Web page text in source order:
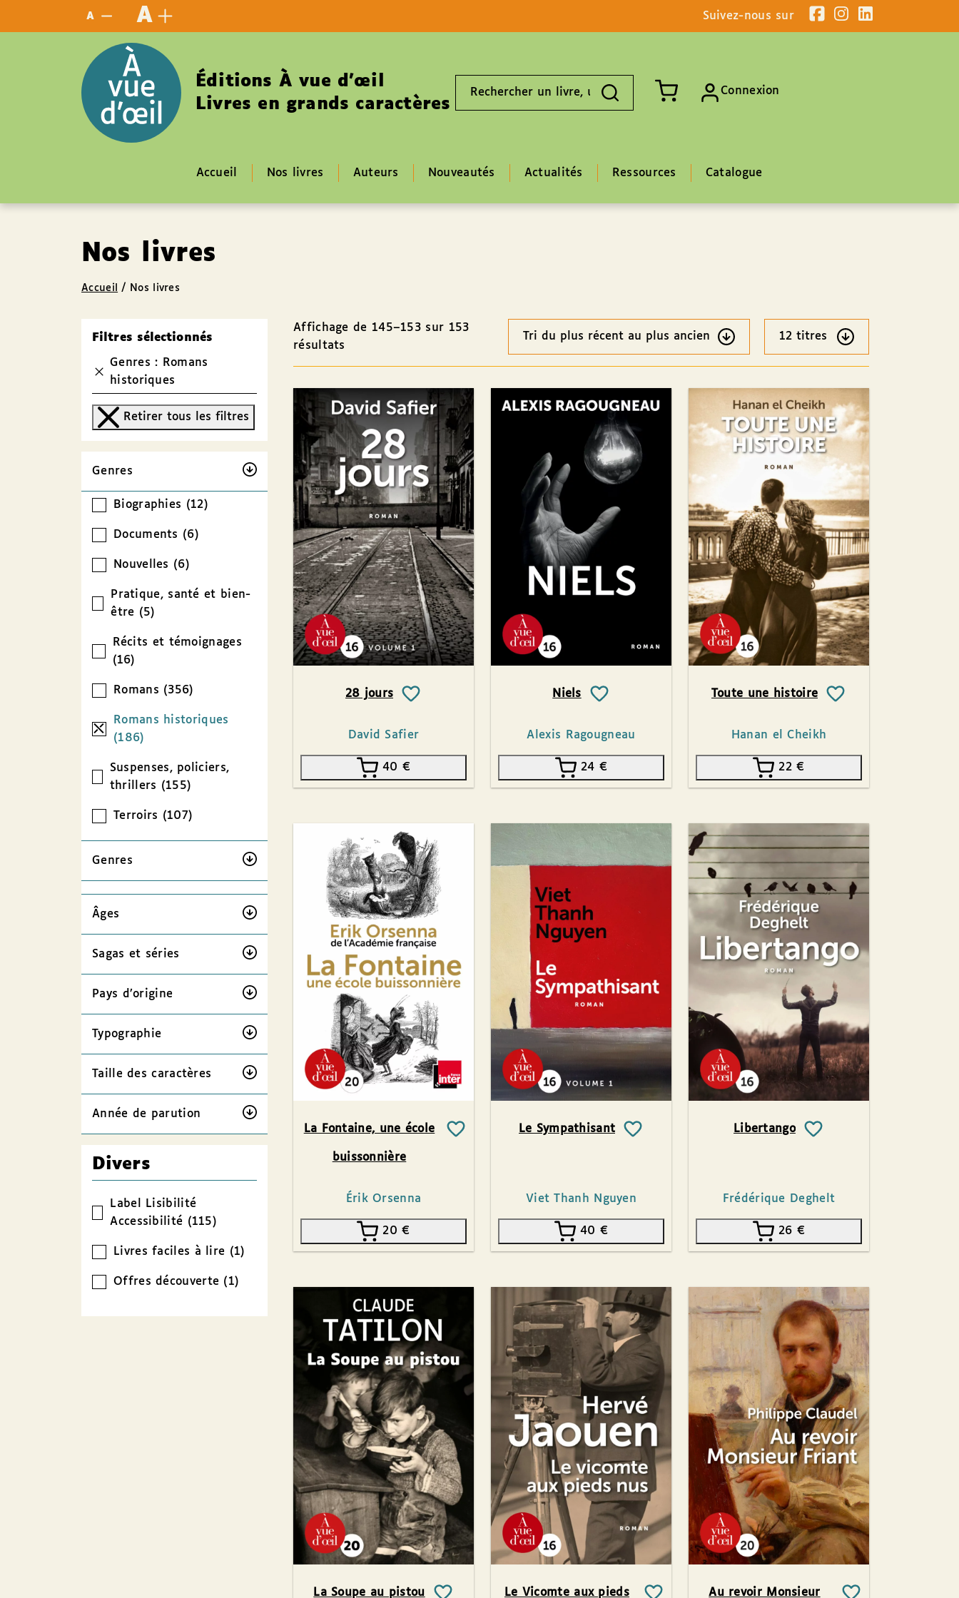
A A Suivez-nous sur
Éditions À vue d’œil
Livres en grands caractères livre,
Connexion
Accueil Nos livres Auteurs Nouveautés Actualités Ressources Catalogue
Nos livres
Accueil / Nos livres
Filtres sélectionnés
Genres : Romans
historiques
Retirer tous les filtres
Genres
Biographies (12)
Documents (6)
Nouvelles (6)
Pratique, santé et bien-
être (5)
Récits et témoignages
(16)
Romans (356)
Romans historiques
(186)
Suspenses, policiers,
thrillers (155)
Terroirs (107)
Genres
Âges
Sagas et séries
Pays d’origine
Typographie
Taille des caractères
Année de parution
Divers
Label Lisibilité
Accessibilité (115)
Livres faciles à lire (1)
Offres découverte (1)
Affichage de 145–153 sur 153
résultats
Ordre
28 jours
David Safier
40 €
Niels
Alexis Ragougneau
24 €
Toute une histoire
Hanan el Cheikh
22€
La Fontaine, une école
buissonnière
Érik Orsenna
20€
Le Sympathisant
Viet Thanh Nguyen
40 €
Libertango
Frédérique Deghelt
26 €
La Soupe au pistou Le Vicomte aux pieds Au revoir Monsieur
Panneau de gestion des cookies